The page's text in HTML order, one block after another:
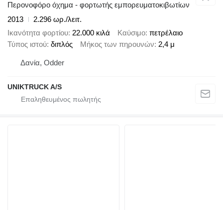
Περονοφόρο όχημα - φορτωτής εμπορευματοκιβωτίων
2013
2.296 ωρ./λειτ.
Ικανότητα φορτίου 22.000 κιλά Καύσιμο πετρέλαιο
Τύπος ιστού διπλός Μήκος των πηρουνών 2,4 μ
Δανία, Odder
UNIKTRUCK A/S